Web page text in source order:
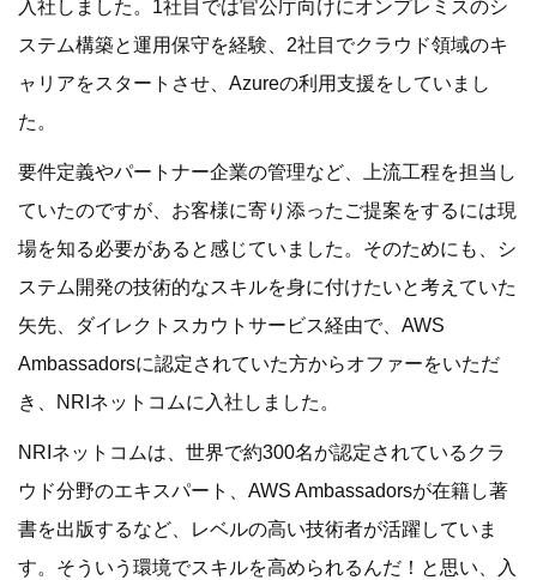
入社しました。1社目では官公庁向けにオンプレミスのシ
ステム構築と運用保守を経験、2社目でクラウド領域のキ
ャリアをスタートさせ、Azureの利用支援をしていまし
た。
要件定義やパートナー企業の管理など、上流工程を担当し
ていたのですが、お客様に寄り添ったご提案をするには現
場を知る必要があると感じていました。そのためにも、シ
ステム開発の技術的なスキルを身に付けたいと考えていた
矢先、ダイレクトスカウトサービス経由で、AWS
Ambassadorsに認定されていた方からオファーをいただ
き、NRIネットコムに入社しました。
NRIネットコムは、世界で約300名が認定されているクラ
ウド分野のエキスパート、AWS Ambassadorsが在籍し著
書を出版するなど、レベルの高い技術者が活躍していま
す。そういう環境でスキルを高められるんだ！と思い、入